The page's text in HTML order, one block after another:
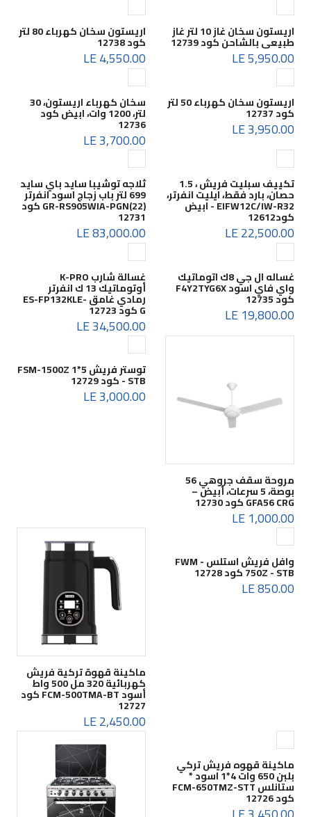
اريستون سخان غاز 10 لتر غاز
طبيعى بالشاحن كود 12739
5,950.00 LE
اريستون سخان كهرباء 80 لتر
كود 12738
4,550.00 LE
اريستون سخان كهرباء 50 لتر
كود 12737
3,950.00 LE
سخان كهرباء اريستون، 30
لتر، 1200 وات، ابيض كود
12736
3,700.00 LE
تكييف سبليت فريش ، 1.5
حصان، بارد فقط، ايليت انفرتر،
EIFW12C/IW-R32 - ابيض
كود12612
22,500.00 LE
ثلاجه توشيبا سايد باي سايد
699 لتر باب زجاج اسود انفرتر
GR-RS905WIA-PGN(22) كود
12731
83,000.00 LE
غساله ال جي 8ك اتوماتيك
واي فاي اسود F4Y2TYG6X
كود 12735
19,800.00 LE
غسالة شارب K-PRO
أوتوماتيك 13 ك انفرتر
رمادي غامق ES-FP132KLE-
G كود 12723
34,500.00 LE
مروحة سقف جروهي 56
بوصة، 5 سرعات، أبيض –
GFA56 CRG كود 12730
1,000.00 LE
توستر فريش 5*1 FSM-1500Z
- STB كود 12729
3,000.00 LE
وافل فريش استلس FWM -
750Z - STB كود 12728
850.00 LE
ماكينة قهوة تركية فريش
كهربائية 320 مل 500 واط
أسود FCM-500TMA-BT كود
12727
2,450.00 LE
ماكينة قهوه فريش تركي
بلبن 650 وات 4*1 اسود *
ستانلس FCM-650TMZ-STT
كود 12726